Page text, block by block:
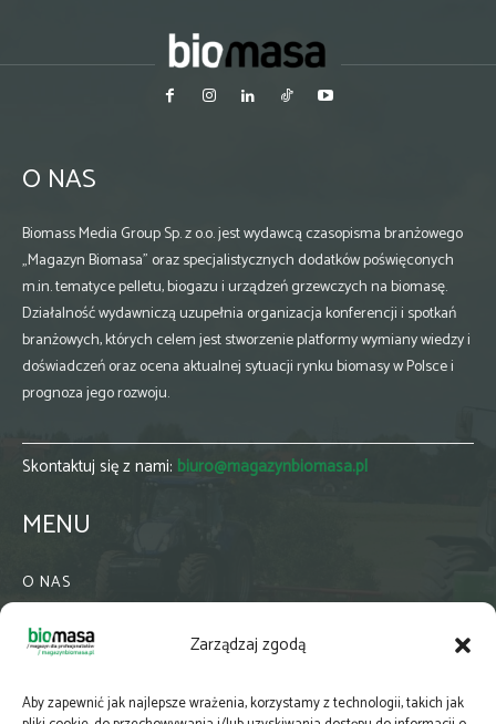
Zarządzaj zgodą
Aby zapewnić jak najlepsze wrażenia, korzystamy z technologii, takich jak
O NAS
Biomass Media Group Sp. z o.o. jest wydawcą czasopisma branżowego
„Magazyn Biomasa” oraz specjalistycznych dodatków poświęconych
m.in. tematyce pelletu, biogazu i urządzeń grzewczych na biomasę.
Działalność wydawniczą uzupełnia organizacja konferencji i spotkań
branżowych, których celem jest stworzenie platformy wymiany wiedzy i
doświadczeń oraz ocena aktualnej sytuacji rynku biomasy w Polsce i
prognoza jego rozwoju.
Skontaktuj się z nami: biuro@magazynbiomasa.pl
MENU
O NAS
WSPÓŁPRACA
PRENUMERATA